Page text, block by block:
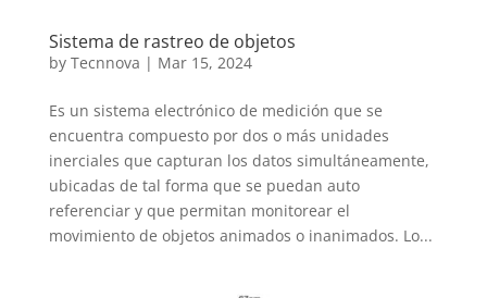
Sistema de rastreo de objetos
by Tecnnova | Mar 15, 2024
Es un sistema electrónico de medición que se
encuentra compuesto por dos o más unidades
inerciales que capturan los datos simultáneamente,
ubicadas de tal forma que se puedan auto
referenciar y que permitan monitorear el
movimiento de objetos animados o inanimados. Lo...